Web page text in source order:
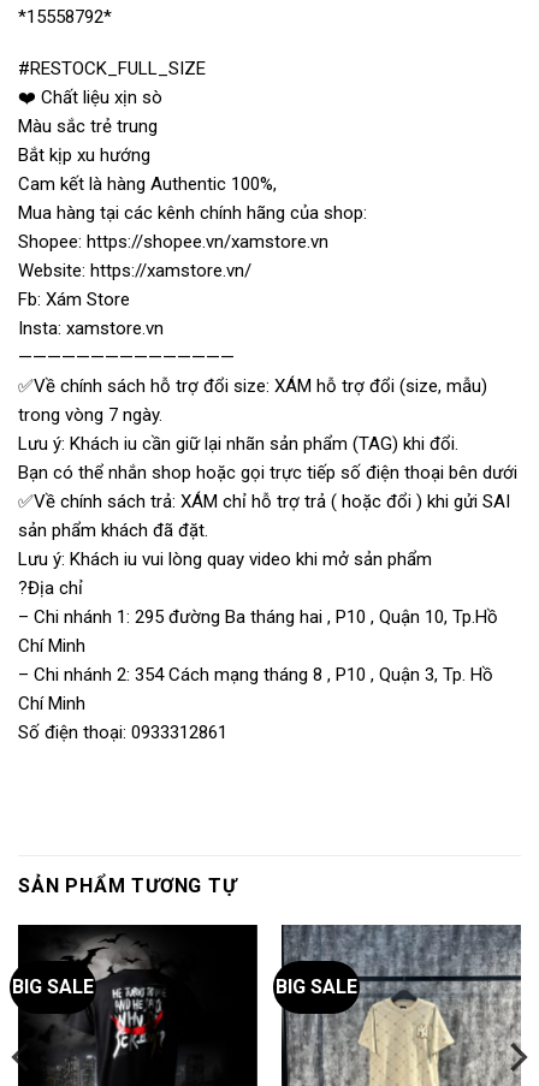
*15558792*
#RESTOCK_FULL_SIZE
❤️ Chất liệu xịn sò
Màu sắc trẻ trung
Bắt kịp xu hướng
Cam kết là hàng Authentic 100%,
Mua hàng tại các kênh chính hãng của shop:
Shopee: https://shopee.vn/xamstore.vn
Website: https://xamstore.vn/
Fb: Xám Store
Insta: xamstore.vn
———————————————
✅Về chính sách hỗ trợ đổi size: XÁM hỗ trợ đổi (size, mẫu)
trong vòng 7 ngày.
Lưu ý: Khách iu cần giữ lại nhãn sản phẩm (TAG) khi đổi.
Bạn có thể nhắn shop hoặc gọi trực tiếp số điện thoại bên dưới
✅Về chính sách trả: XÁM chỉ hỗ trợ trả ( hoặc đổi ) khi gửi SAI
sản phẩm khách đã đặt.
Lưu ý: Khách iu vui lòng quay video khi mở sản phẩm
?Địa chỉ
– Chi nhánh 1: 295 đường Ba tháng hai , P10 , Quận 10, Tp.Hồ
Chí Minh
– Chi nhánh 2: 354 Cách mạng tháng 8 , P10 , Quận 3, Tp. Hồ
Chí Minh
Số điện thoại: 0933312861
SẢN PHẨM TƯƠNG TỰ
BIG SALE BIG SALE